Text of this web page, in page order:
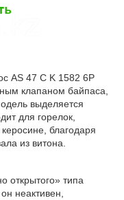
AS 47 C K 1582 6P
клапаном байпаса,
выделяется
для горелок,
благодаря
из витона.
открытого» типа
неактивен,